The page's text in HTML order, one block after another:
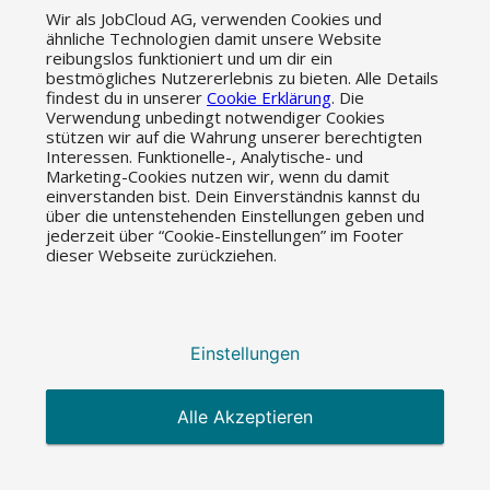
Grossunternehmen
Personaldienstleister
PRODUKTE
Jobinserate
Programmatic Job Ads
Social Media Recruiting
Active Sourcing
Employer Branding
Internationale Rekrutierung
Preise
TECHNOLOGIEN
Wir als JobCloud AG, verwenden Cookies und
ähnliche Technologien damit unsere Website
reibungslos funktioniert und um dir ein
bestmögliches Nutzererlebnis zu bieten. Alle Details
findest du in unserer Cookie Erklärung. Die
Verwendung unbedingt notwendiger Cookies
stützen wir auf die Wahrung unserer berechtigten
Interessen. Funktionelle-, Analytische- und
Marketing-Cookies nutzen wir, wenn du damit
einverstanden bist. Dein Einverständnis kannst du
über die untenstehenden Einstellungen geben und
jederzeit über “Cookie-Einstellungen” im Footer
dieser Webseite zurückziehen.
Einstellungen
Alle Akzeptieren